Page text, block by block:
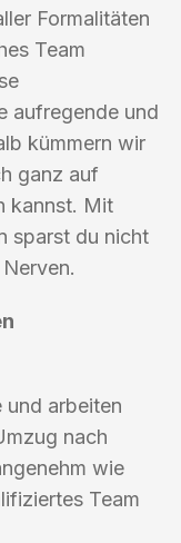
Formalitäten
Team
aufregende und
kümmern wir
ganz auf
kannst. Mit
sparst du nicht
und arbeiten
nach
wie
Team